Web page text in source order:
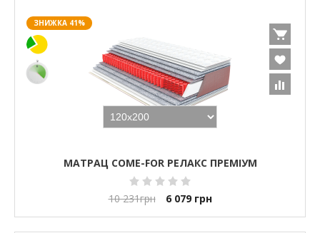
ЗНИЖКА 41%
МАТРАЦ COME-FOR РЕЛАКС ПРЕМІУМ
10 231грн 6 079 грн